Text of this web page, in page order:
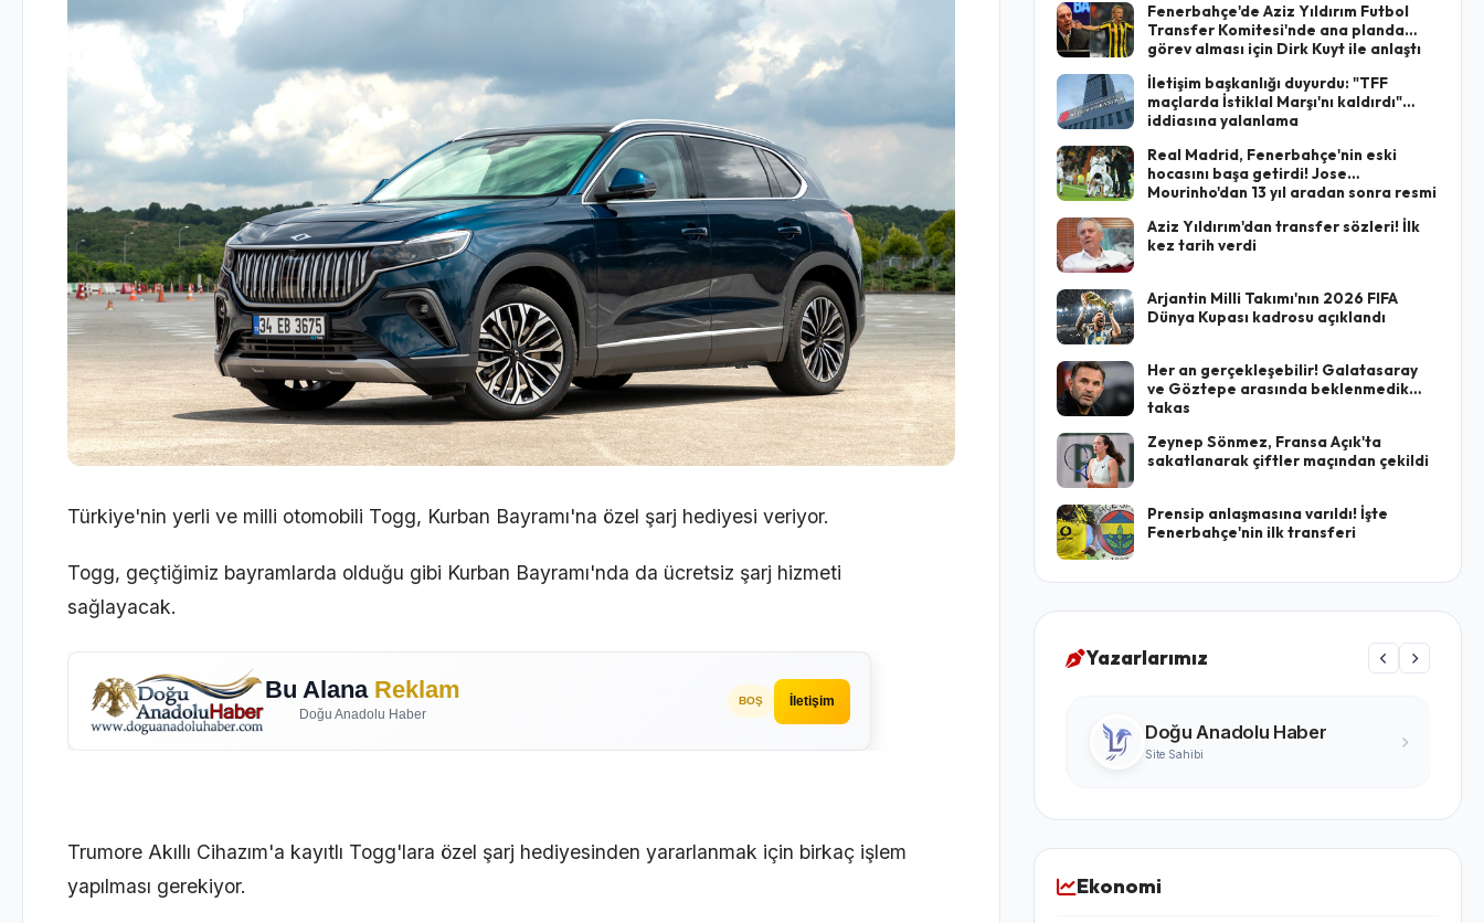
Türkiye'nin yerli ve milli otomobili Togg, Kurban Bayramı'na özel şarj hediyesi veriyor.
Togg, geçtiğimiz bayramlarda olduğu gibi Kurban Bayramı'nda da ücretsiz şarj hizmeti
sağlayacak.
Bu Alana Reklam
Doğu Anadolu Haber
BOŞ İletişim
Trumore Akıllı Cihazım'a kayıtlı Togg'lara özel şarj hediyesinden yararlanmak için birkaç işlem
yapılması gerekiyor.
Fenerbahçe'de Aziz Yıldırım Futbol
Transfer Komitesi'nde ana planda
görev alması için Dirk Kuyt ile anlaştı
İletişim başkanlığı duyurdu: "TFF
maçlarda İstiklal Marşı'nı kaldırdı"
iddiasına yalanlama
Real Madrid, Fenerbahçe'nin eski
hocasını başa getirdi! Jose
Mourinho'dan 13 yıl aradan sonra resmi
Aziz Yıldırım'dan transfer sözleri! İlk
kez tarih verdi
Arjantin Milli Takımı'nın 2026 FIFA
Dünya Kupası kadrosu açıklandı
Her an gerçekleşebilir! Galatasaray
ve Göztepe arasında beklenmedik
takas
Zeynep Sönmez, Fransa Açık'ta
sakatlanarak çiftler maçından çekildi
Prensip anlaşmasına varıldı! İşte
Fenerbahçe'nin ilk transferi
Yazarlarımız
Turgay Karabıyık
Ünlü Yazar
Ekonomi